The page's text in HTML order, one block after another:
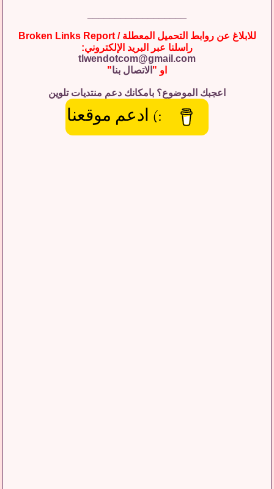
للابلاغ عن روابط التحميل المعطلة / Broken Links Report
راسلنا عبر البريد الإلكتروني:
tlwendotcom@gmail.com
او " الاتصال بنا"
اعجبك الموضوع؟ بامكانك دعم منتديات تلوين
:) ادعم موقعنا